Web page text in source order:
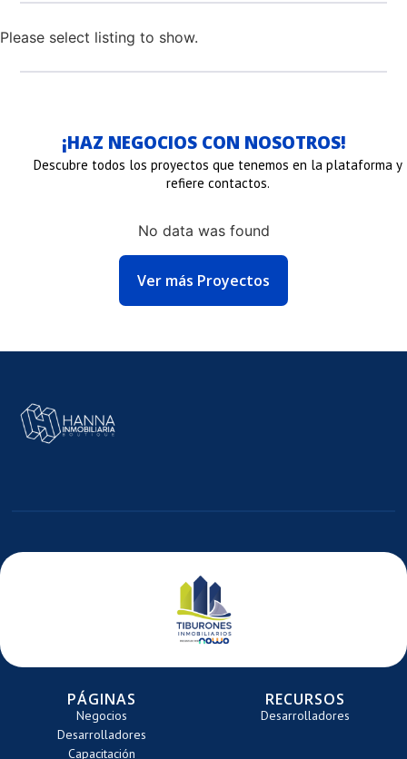
Please select listing to show.
¡HAZ NEGOCIOS CON NOSOTROS!
Descubre todos los proyectos que tenemos en la plataforma y
refiere contactos.
No data was found
Ver más Proyectos
PÁGINAS
Negocios
Desarrolladores
Capacitación
RECURSOS
Desarrolladores